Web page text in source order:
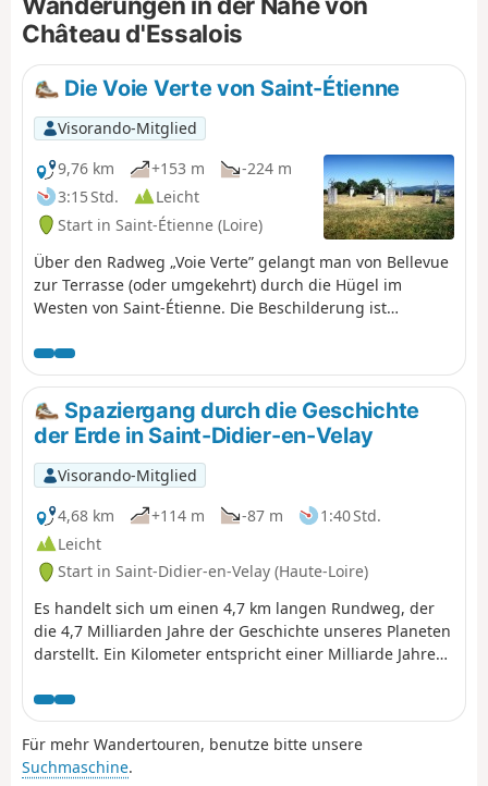
Château d'Essalois
Die Voie Verte von Saint-Étienne
Visorando-Mitglied
9,76 km
+153 m
-224 m
3:15 Std.
Leicht
Start in Saint-Étienne (Loire)
Über den Radweg „Voie Verte” gelangt man von Bellevue
zur Terrasse (oder umgekehrt) durch die Hügel im
Westen von Saint-Étienne. Die Beschilderung ist
irreführend und meistens ungeeignet. All dies sind
Gründe für den Vorschlag dieser Wanderung mit einer
detaillierten Beschreibung. Es ist möglich, sie in zwei
Teile zu teilen, indem man am Puits Couriot Halt macht.
Die Aktualisierung der Route/Beschreibung vom 16.
August 2020 berücksichtigt die neue Streckenführung ab
Bellevue.
Spaziergang durch die Geschichte
der Erde in Saint-Didier-en-Velay
Visorando-Mitglied
4,68 km
+114 m -87 m
1:40 Std.
Leicht
Start in Saint-Didier-en-Velay (Haute-Loire)
Es handelt sich um einen 4,7 km langen Rundweg, der
die 4,7 Milliarden Jahre der Geschichte unseres Planeten
darstellt. Ein Kilometer entspricht einer Milliarde Jahren
Jahren. Ausgehend von dieser Symbolik wurden entlang
des Rundwegs 21 Tafeln aufgestellt. Der Standort und
damit die entsprechende Zeitspanne erzählen von einem
bedeutenden Ereignis, das die Entwicklung der Erde
Für mehr Wandertouren, benutze bitte unsere
Suchmaschine.